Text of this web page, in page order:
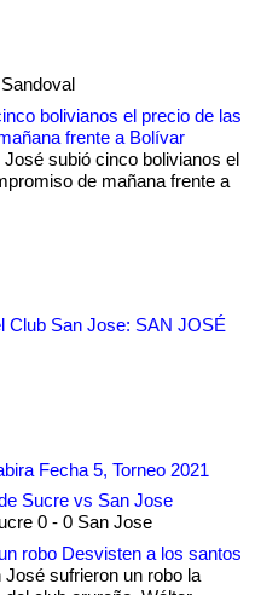
bolivianos el precio de las
frente a Bolívar
subió cinco bolivianos el
de mañana frente a
Club San Jose: SAN JOSÉ
Fecha 5, Torneo 2021
Sucre vs San Jose
0 - 0 San Jose
robo Desvisten a los santos
sufrieron un robo la